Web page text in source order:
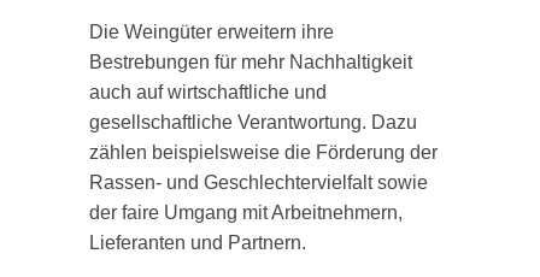
Die Weingüter erweitern ihre
Bestrebungen für mehr Nachhaltigkeit
auch auf wirtschaftliche und
gesellschaftliche Verantwortung. Dazu
zählen beispielsweise die Förderung der
Rassen- und Geschlechtervielfalt sowie
der faire Umgang mit Arbeitnehmern,
Lieferanten und Partnern.